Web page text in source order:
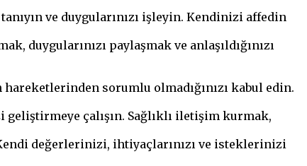
ve duygularınızı işleyin. Kendinizi affedin
duygularınızı paylaşmak ve anlaşıldığınızı
sorumlu olmadığınızı kabul edin.
çalışın. Sağlıklı iletişim kurmak,
değerlerinizi, ihtiyaçlarınızı ve isteklerinizi